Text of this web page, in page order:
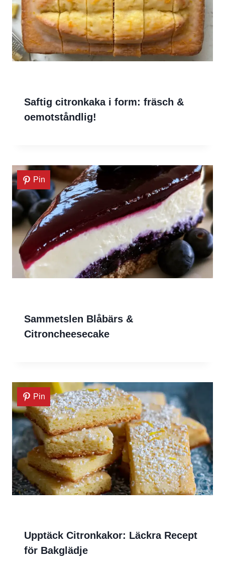
Saftig citronkaka i form: fräsch &
oemotståndlig!
Pin
Sammetslen Blåbärs &
Citroncheesecake
Pin
Upptäck Citronkakor: Läckra Recept
för Bakglädje